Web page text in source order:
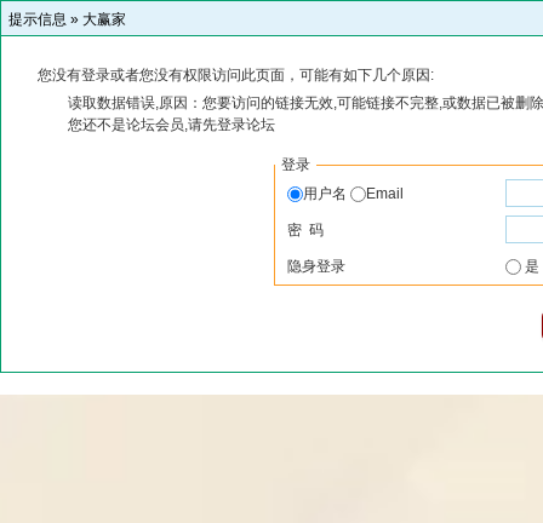
提示信息 » 大赢家
您没有登录或者您没有权限访问此页面，可能有如下几个原因:
读取数据错误,原因：您要访问的链接无效,可能链接不完整,或数据已被删
您还不是论坛会员,请先登录论坛
登录
用户名
Email
密 码
隐身登录